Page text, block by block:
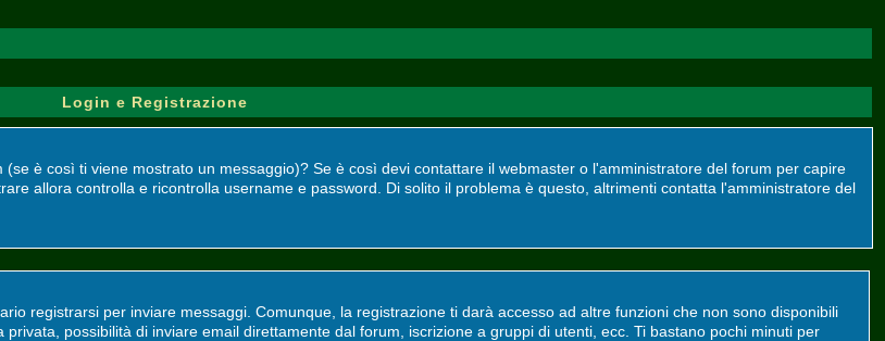
Login e Registrazione
è così ti viene mostrato un messaggio)? Se è così devi contattare il webmaster o l'amministratore del forum per capire
allora controlla e ricontrolla username e password. Di solito il problema è questo, altrimenti contatta l'amministratore del
registrarsi per inviare messaggi. Comunque, la registrazione ti darà accesso ad altre funzioni che non sono disponibili
possibilità di inviare email direttamente dal forum, iscrizione a gruppi di utenti, ecc. Ti bastano pochi minuti per